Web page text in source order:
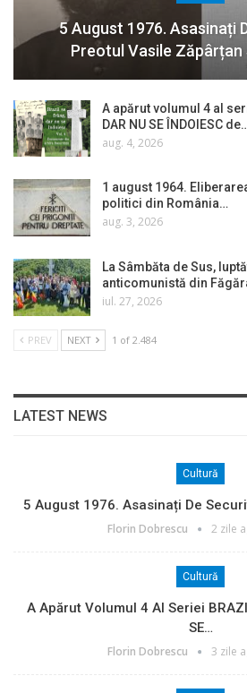
5 August 1976. Asasinați
Preotul Vasile Zăpârțan
A apărut volumul 4 al
DAR NU SE ÎNDOIESC
aug. 4, 2026
1 august 1964.
politici din România…
aug. 3, 2026
La Sâmbăta de Sus,
anticomunistă din
iul. 27, 2026
PREV NEXT 1 of 2.484
LATEST NEWS
Cultură
5 August 1976. Asasinați De
Florin Dobrescu 2 zile
Cultură
A Apărut Volumul 4 Al Seriei
SE…
Florin Dobrescu 3 zile